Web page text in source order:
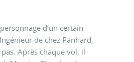
d’un certain
de chez Panhard,
Après chaque vol, il